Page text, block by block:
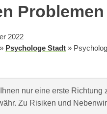
2022
» Psychologe Stadt »
nur eine erste
Zu Risiken und